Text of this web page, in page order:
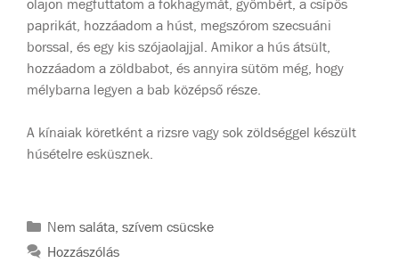
olajon megfuttatom a fokhagymát, gyömbért, a csípős
paprikát, hozzáadom a húst, megszórom szecsuáni
borssal, és egy kis szójaolajjal. Amikor a hús átsült,
hozzáadom a zöldbabot, és annyira sütöm még, hogy
mélybarna legyen a bab középső része.
A kínaiak köretként a rizsre vagy sok zöldséggel készült
húsételre esküsznek.
Nem saláta, szívem csücske
Hozzászólás